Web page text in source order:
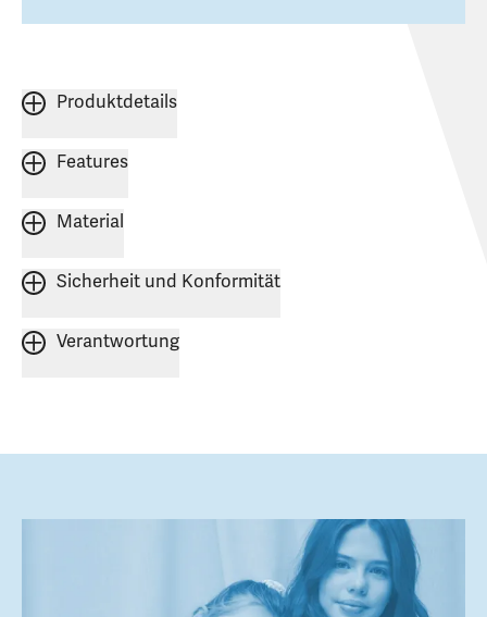
Produktdetails
Features
Material
Sicherheit und Konformität
Verantwortung